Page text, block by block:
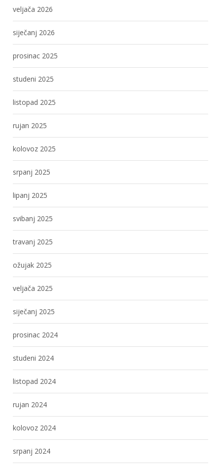
veljača 2026
siječanj 2026
prosinac 2025
studeni 2025
listopad 2025
rujan 2025
kolovoz 2025
srpanj 2025
lipanj 2025
svibanj 2025
travanj 2025
ožujak 2025
veljača 2025
siječanj 2025
prosinac 2024
studeni 2024
listopad 2024
rujan 2024
kolovoz 2024
srpanj 2024